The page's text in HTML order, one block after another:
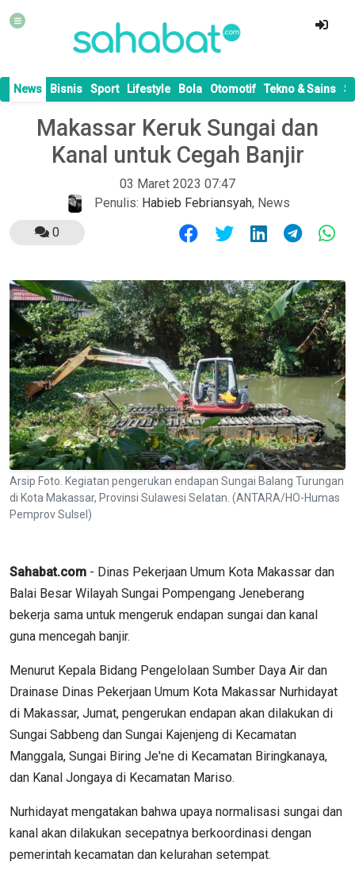
News Bisnis Sport Lifestyle Bola Otomotif Tekno & Sains
Makassar Keruk Sungai dan
Kanal untuk Cegah Banjir
03 Maret 2023 07:47
Penulis: Habieb Febriansyah, News
0
Arsip Foto. Kegiatan pengerukan endapan Sungai Balang Turungan
di Kota Makassar, Provinsi Sulawesi Selatan. (ANTARA/HO-Humas
Pemprov Sulsel)
Sahabat.com - Dinas Pekerjaan Umum Kota Makassar dan
Balai Besar Wilayah Sungai Pompengang Jeneberang
bekerja sama untuk mengeruk endapan sungai dan kanal
guna mencegah banjir.
Menurut Kepala Bidang Pengelolaan Sumber Daya Air dan
Drainase Dinas Pekerjaan Umum Kota Makassar Nurhidayat
di Makassar, Jumat, pengerukan endapan akan dilakukan di
Sungai Sabbeng dan Sungai Kajenjeng di Kecamatan
Manggala, Sungai Biring Je'ne di Kecamatan Biringkanaya,
dan Kanal Jongaya di Kecamatan Mariso.
Nurhidayat mengatakan bahwa upaya normalisasi sungai dan
kanal akan dilakukan secepatnya berkoordinasi dengan
pemerintah kecamatan dan kelurahan setempat.